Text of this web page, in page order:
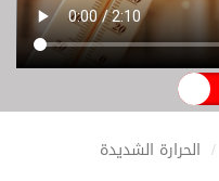
الحرارة الشديدة